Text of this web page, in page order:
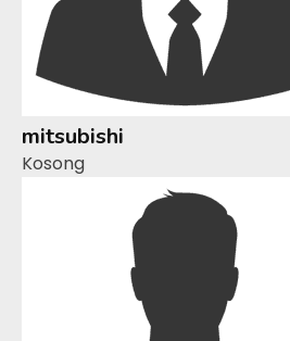
mitsubishi
Kosong